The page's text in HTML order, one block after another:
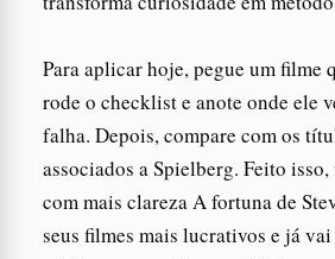
Para aplicar hoje, pegue um filme
rode o checklist e anote onde ele
falha. Depois, compare com os
associados a Spielberg. Feito
com mais clareza A fortuna de
seus filmes mais lucrativos e já